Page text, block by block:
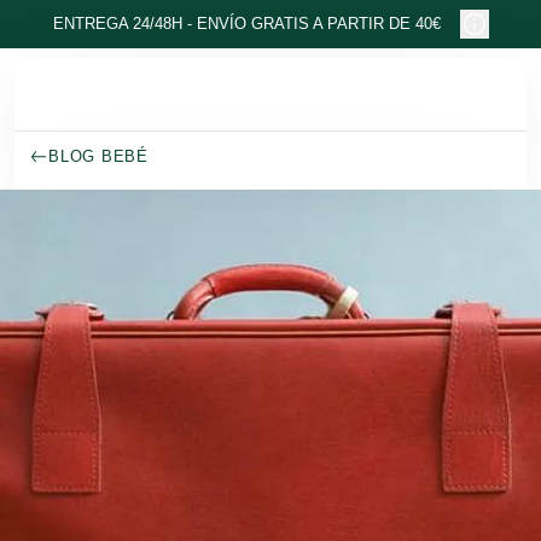
Ir al contenido principal
ENTREGA 24/48H - ENVÍO GRATIS A PARTIR DE 40€
BLOG BEBÉ